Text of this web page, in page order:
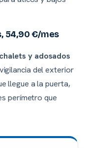
54,90 €/mes
chalets y adosados
del exterior
llegue a la puerta,
perímetro que